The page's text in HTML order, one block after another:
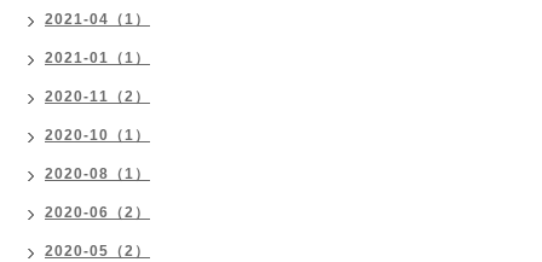
2021-04（1）
2021-01（1）
2020-11（2）
2020-10（1）
2020-08（1）
2020-06（2）
2020-05（2）